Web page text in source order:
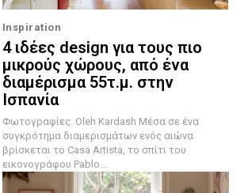
Inspiration
4 ιδέες design για τους πιο
μικρούς χώρους, από ένα
διαμέρισμα 55τ.μ. στην
Ισπανία
Φωτογραφίες: Oleh Kardash Μέσα σε ένα
συγκρότημα διαμερισμάτων ενός αιώνα
βρίσκεται το Casa Artista, το σπίτι του
εικονογράφου Pablo...